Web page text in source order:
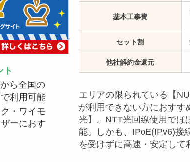
ト
ら全国の
利用可能
・ワイモ
ーにおす
基本工事費
セット割
他社解約金還元
エリアの限られている【
が利用できない方におすす
光】。NTT光回線使用でほ
能。しかも、IPoE(IPv6)接
を受けずに高速・安定して